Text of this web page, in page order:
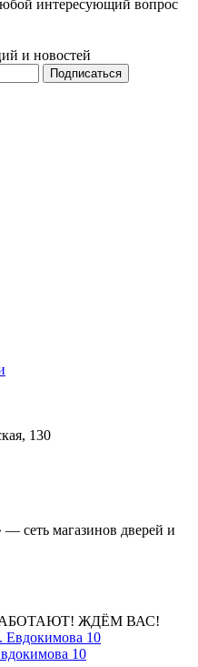
интересующий вопрос
и новостей
Подписаться
130
сеть магазинов дверей и
ЖДЁМ ВАС!
10